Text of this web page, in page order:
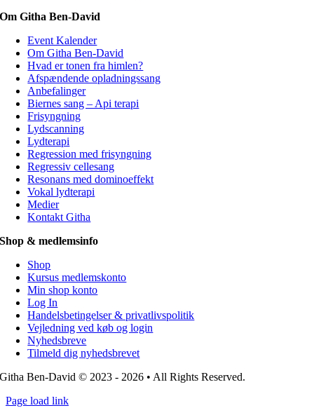
Om Githa Ben-David
Event Kalender
Om Githa Ben-David
Hvad er tonen fra himlen?
Afspændende opladningssang
Anbefalinger
Biernes sang – Api terapi
Frisyngning
Lydscanning
Lydterapi
Regression med frisyngning
Regressiv cellesang
Resonans med dominoeffekt
Vokal lydterapi
Medier
Kontakt Githa
Shop & medlemsinfo
Shop
Kursus medlemskonto
Min shop konto
Log In
Handelsbetingelser & privatlivspolitik
Vejledning ved køb og login
Nyhedsbreve
Tilmeld dig nyhedsbrevet
Githa Ben-David © 2023 - 2026 • All Rights Reserved.
Page load link